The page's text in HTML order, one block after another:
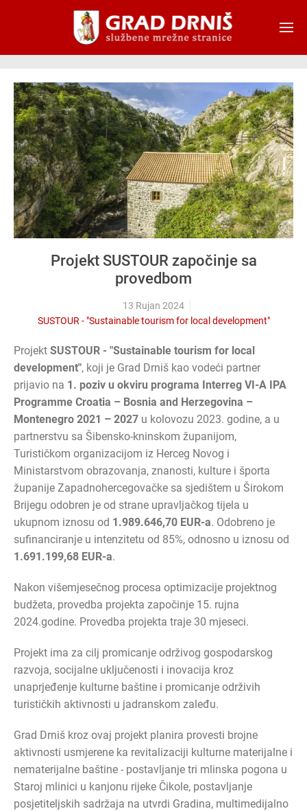
Skip to main content
Projekt SUSTOUR započinje sa
provedbom
13 Rujan 2024
SUSTOUR - "Sustainable tourism for local development"
Projekt SUSTOUR - "Sustainable tourism for local
development", koji je Grad Drniš kao vodeći partner
prijavio na 1. poziv u okviru programa Interreg VI-A IPA
Programme Croatia – Bosnia and Herzegovina –
Montenegro 2021 – 2027 u kolovozu 2023. godine, a u
partnerstvu sa Šibensko-kninskom županijom,
Turističkom organizacijom iz Herceg Novog i
Ministarstvom obrazovanja, znanosti, kulture i športa
županije Zapadnohercegovačke sa sjedištem u Širokom
Brijegu odobren je od strane upravljačkog tijela u
ukupnom iznosu od 1.989.646,70 EUR-a. Odobreno je
sufinanciranje u intenzitetu od 85%, odnosno u iznosu od
1.691.199,68 EUR-a.
Nakon višemjesečnog procesa optimizacije projektnog
budžeta, provedba projekta započinje 15. rujna
2024.godine. Provedba projekta traje 30 mjeseci.
Projekt ima za cilj promicanje održivog gospodarskog
razvoja, socijalne uključenosti i inovacija kroz
unaprjeđenje kulturne baštine i promicanje održivih
turističkih aktivnosti u jadranskom zaleđu.
Grad Drniš kroz ovaj projekt planira provesti brojne
aktivnosti usmjerene ka revitalizaciji kulturne materijalne i
nematerijalne baštine - postavljanje tri mlinska pogona u
Staroj mlinici u kanjonu rijeke Čikole, postavljanje
posjetiteljskih sadržaja na utvrdi Gradina, multimedijalno